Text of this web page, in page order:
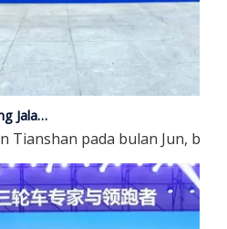
Perjalanan Baru Sepanjang Jalan Sutera | Kumpulan JP Debut di Ekspo China-Eurasia ke-9
Tianshan pada bulan Jun,